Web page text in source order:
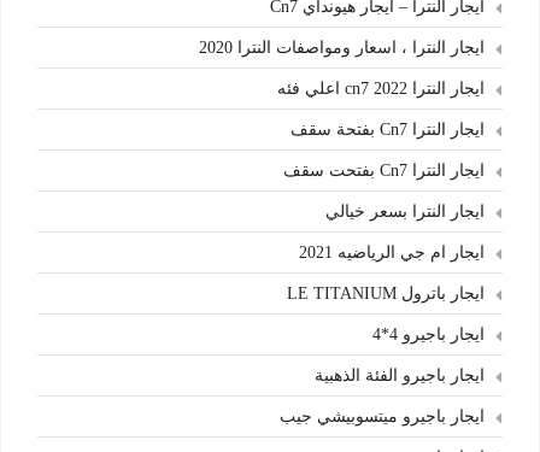
ايجار النترا – ايجار هيونداي Cn7
ايجار النترا ، اسعار ومواصفات النترا 2020
ايجار النترا cn7 2022 اعلي فئه
ايجار النترا Cn7 بفتحة سقف
ايجار النترا Cn7 بفتحت سقف
ايجار النترا بسعر خيالي
ايجار ام جي الرياضيه 2021
ايجار باترول LE TITANIUM
ايجار باجيرو 4*4
ايجار باجيرو الفئة الذهبية
ايجار باجيرو ميتسوبيشي جيب